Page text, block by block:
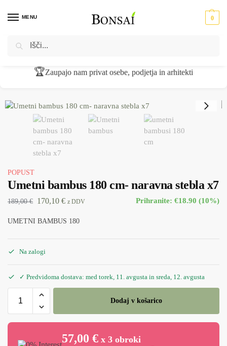
MENU 0
Domov Umetne rastline
🏆Zaupajo nam privat osebe, podjetja in arhitekti
POPUST
Umetni bambus 180 cm- naravna stebla x7
189,00€ 170,10 € z DDV Prihranite: €18.90 (10%)
UMETNI BAMBUS 180
Na zalogi
✓ Predvidoma dostava: med torek, 11. avgusta in sreda, 12. avgusta
Dodaj v košarico
57,00 € x 3 obroki